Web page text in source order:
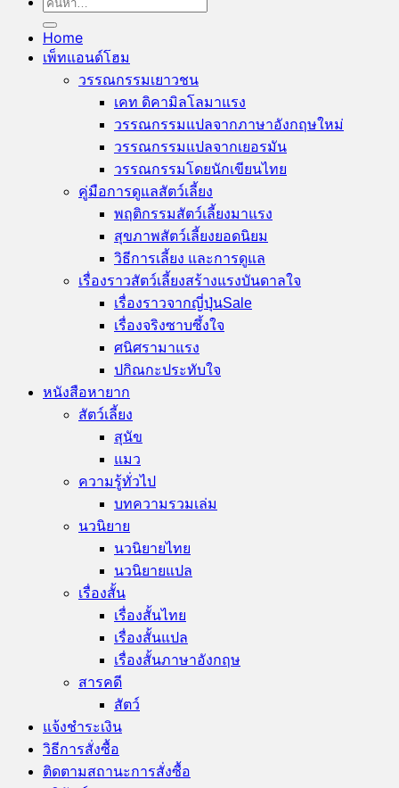
ค้นหา:
Home
เพ็ทแอนด์โฮม
วรรณกรรมเยาวชน
เคท ดิคามิลโล
วรรณกรรมแปลจากภาษาอังกฤษ
วรรณกรรมแปลจากเยอรมัน
วรรณกรรมโดยนักเขียนไทย
คู่มือการดูแลสัตว์เลี้ยง
พฤติกรรมสัตว์เลี้ยง
สุขภาพสัตว์เลี้ยง
วิธีการเลี้ยง และการดูแล
เรื่องราวสัตว์เลี้ยงสร้างแรงบันดาลใจ
เรื่องราวจากญี่ปุ่น
เรื่องจริงซาบซึ้งใจ
ศนิศรา
ปกิณกะประทับใจ
หนังสือหายาก
สัตว์เลี้ยง
สุนัข
แมว
ความรู้ทั่วไป
บทความรวมเล่ม
นวนิยาย
นวนิยายไทย
นวนิยายแปล
เรื่องสั้น
เรื่องสั้นไทย
เรื่องสั้นแปล
เรื่องสั้นภาษาอังกฤษ
สารคดี
สัตว์
แจ้งชำระเงิน
วิธีการสั่งซื้อ
ติดตามสถานะการสั่งซื้อ